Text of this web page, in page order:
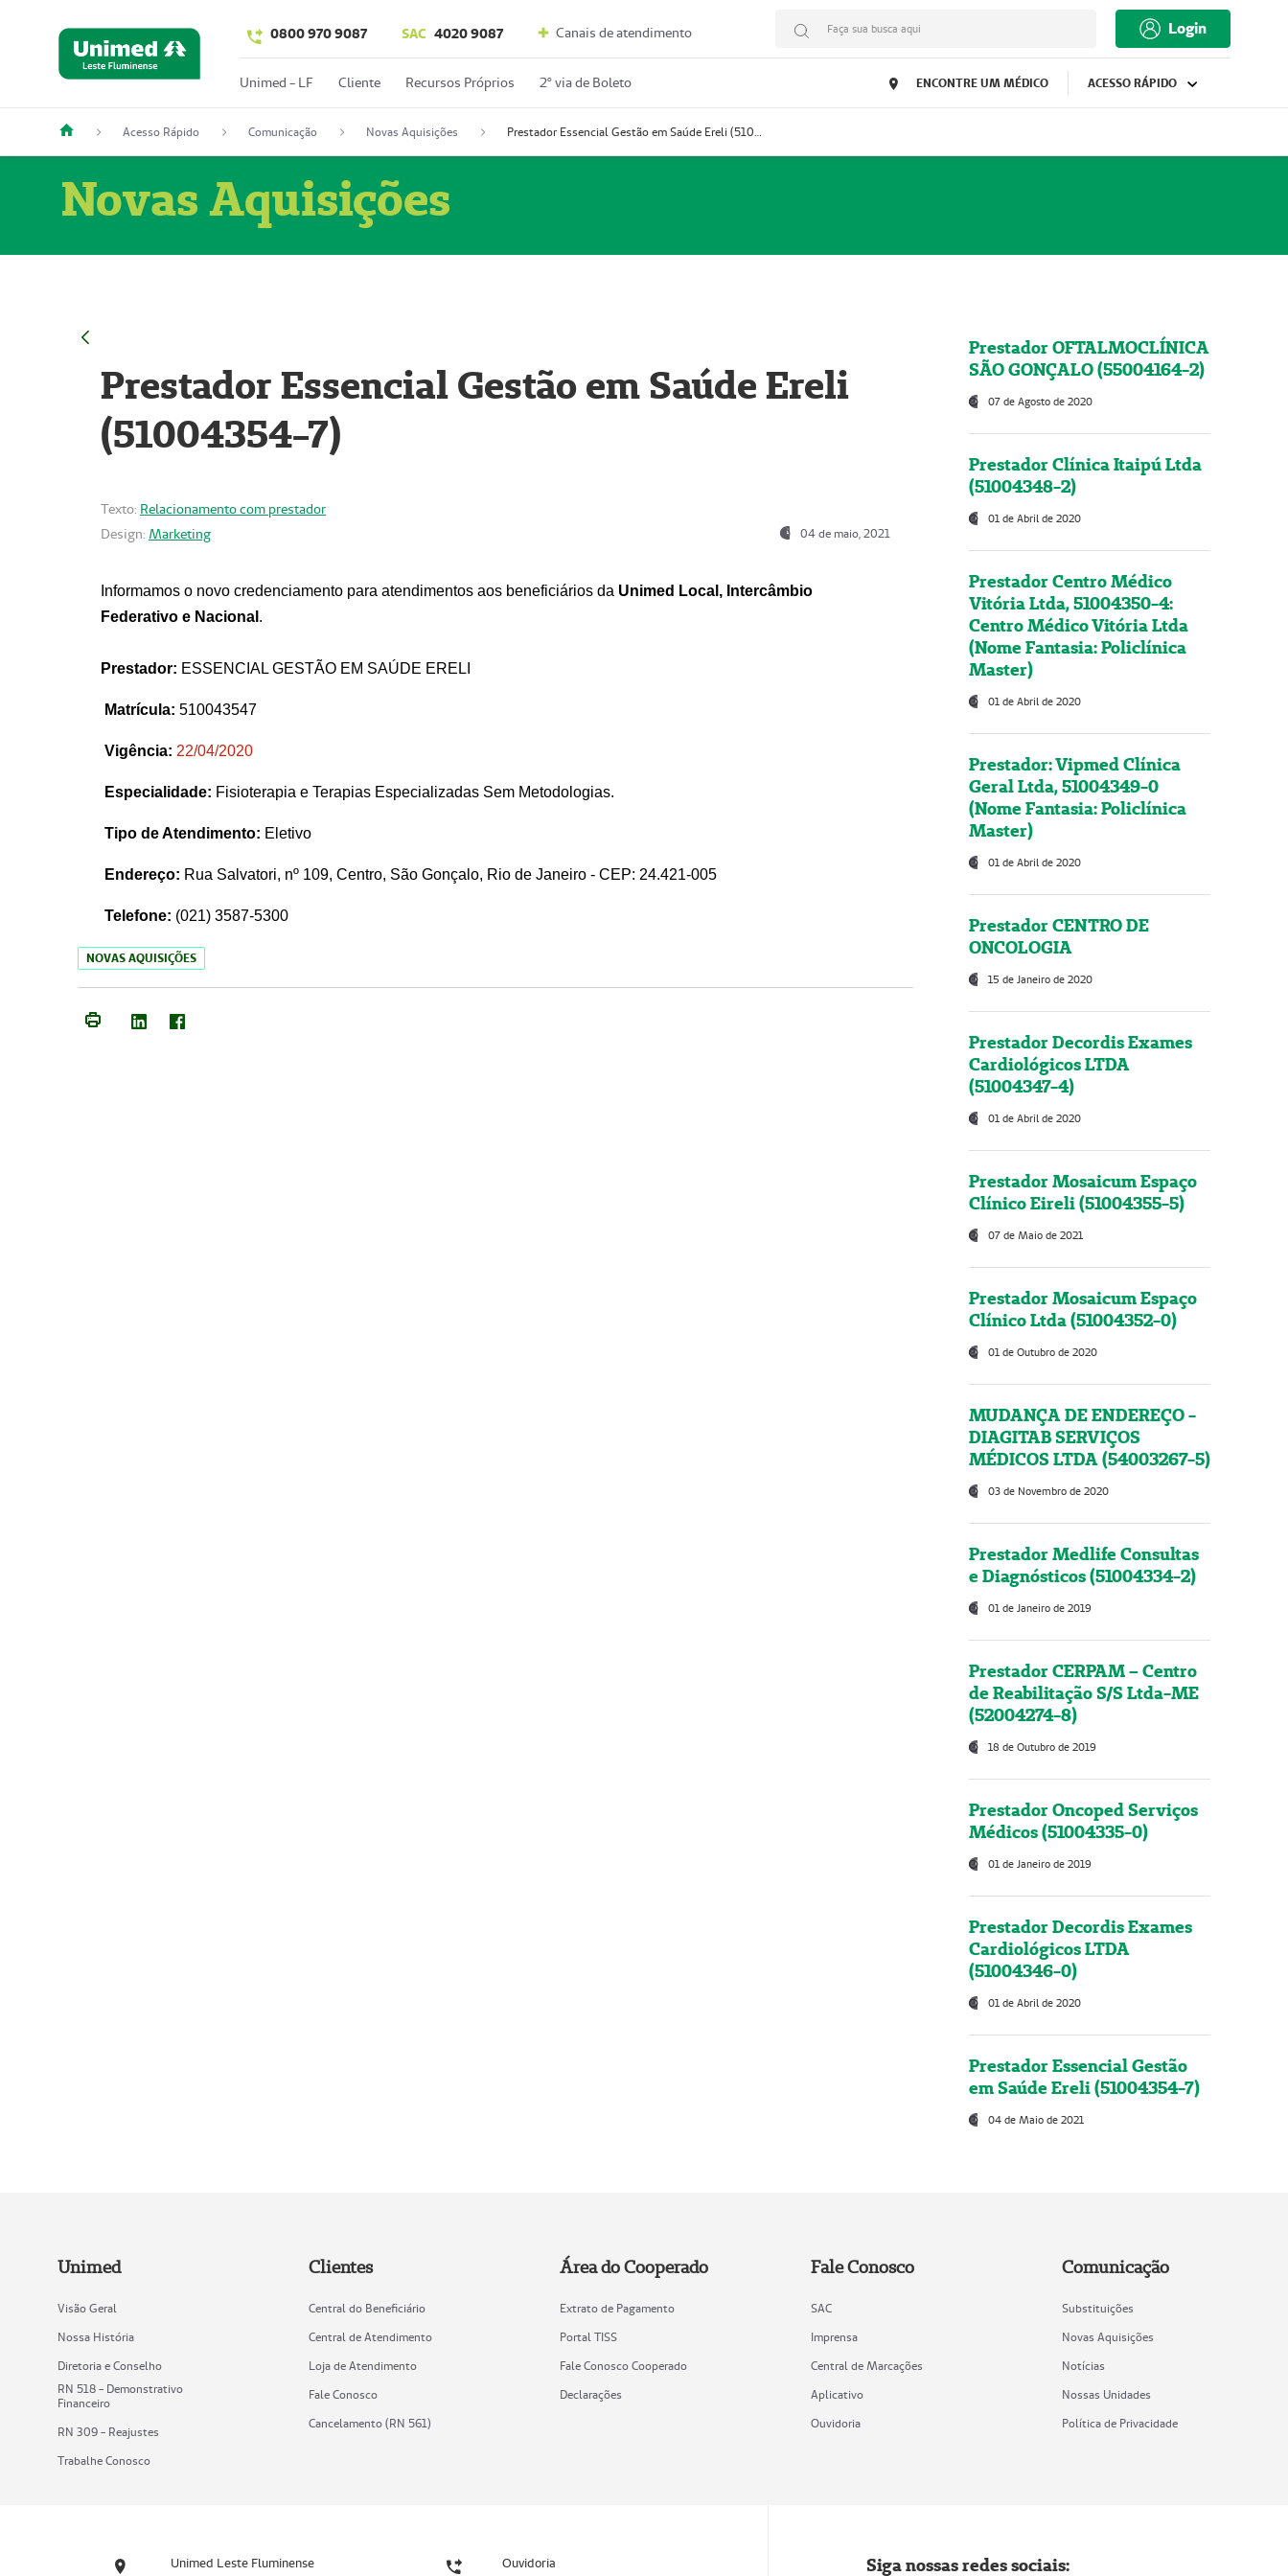
0800 970 9087 SAC 4020 9087 Canais de atendimento Faça sua busca aqui Login
Unimed - LF Cliente Recursos Próprios 2º via de Boleto ENCONTRE UM MÉDICO ACESSO RÁPIDO
Acesso Rápido Comunicação Novas Aquisições Prestador Essencial Gestão em Saúde Ereli (51004354-7)
Novas Aquisições
Prestador Essencial Gestão em Saúde Ereli
(51004354-7)
Texto: Relacionamento com prestador
Design: Marketing 04 de maio, 2021
Informamos o novo credenciamento para atendimentos aos beneficiários da Unimed Local, Intercâmbio
Federativo e Nacional .
Prestador: ESSENCIAL GESTÃO EM SAÚDE ERELI
Matrícula: 510043547
Vigência: 22/04/2020
Especialidade: Fisioterapia e Terapias Especializadas Sem Metodologias.
Tipo de Atendimento: Eletivo
Endereço: Rua Salvatori, nº 109, Centro, São Gonçalo, Rio de Janeiro - CEP: 24.421-005
Telefone: (021) 3587-5300
NOVAS AQUISIÇÕES
Prestador OFTALMOCLÍNICA
SÃO GONÇALO (55004164-2)
07 de Agosto de 2020
Prestador Clínica Itaipú Ltda
(51004348-2)
01 de Abril de 2020
Prestador Centro Médico
Vitória Ltda, 51004350-4:
Centro Médico Vitória Ltda
(Nome Fantasia: Policlínica
Master)
01 de Abril de 2020
Prestador: Vipmed Clínica
Geral Ltda, 51004349-0
(Nome Fantasia: Policlínica
Master)
01 de Abril de 2020
Prestador CENTRO DE
ONCOLOGIA
15 de Janeiro de 2020
Prestador Decordis Exames
Cardiológicos LTDA
(51004347-4)
01 de Abril de 2020
Prestador Mosaicum Espaço
Clínico Eireli (51004355-5)
07 de Maio de 2021
Prestador Mosaicum Espaço
Clínico Ltda (51004352-0)
01 de Outubro de 2020
MUDANÇA DE ENDEREÇO -
DIAGITAB SERVIÇOS
MÉDICOS LTDA (54003267-5)
03 de Novembro de 2020
Prestador Medlife Consultas
e Diagnósticos (51004334-2)
01 de Janeiro de 2019
Prestador CERPAM – Centro
de Reabilitação S/S Ltda-ME
(52004274-8)
18 de Outubro de 2019
Prestador Oncoped Serviços
Médicos (51004335-0)
01 de Janeiro de 2019
Prestador Decordis Exames
Cardiológicos LTDA
(51004346-0)
01 de Abril de 2020
Prestador Essencial Gestão
em Saúde Ereli (51004354-7)
04 de Maio de 2021
Unimed
Visão Geral
Nossa História
Diretoria e Conselho
RN 518 - Demonstrativo
Financeiro
RN 309 - Reajustes
Trabalhe Conosco
Clientes
Central do Beneficiário
Central de Atendimento
Loja de Atendimento
Fale Conosco
Cancelamento (RN 561)
Área do Cooperado
Extrato de Pagamento
Portal TISS
Fale Conosco Cooperado
Declarações
Fale Conosco
SAC
Imprensa
Central de Marcações
Aplicativo
Ouvidoria
Comunicação
Substituições
Novas Aquisições
Notícias
Nossas Unidades
Política de Privacidade
Unimed Leste Fluminense Ouvidoria Siga nossas redes sociais: